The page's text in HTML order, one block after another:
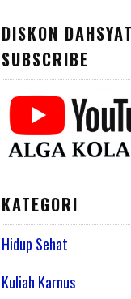
DISKON
SUBSCRIBE
KATEGORI
Hidup Sehat
Kuliah Karnus